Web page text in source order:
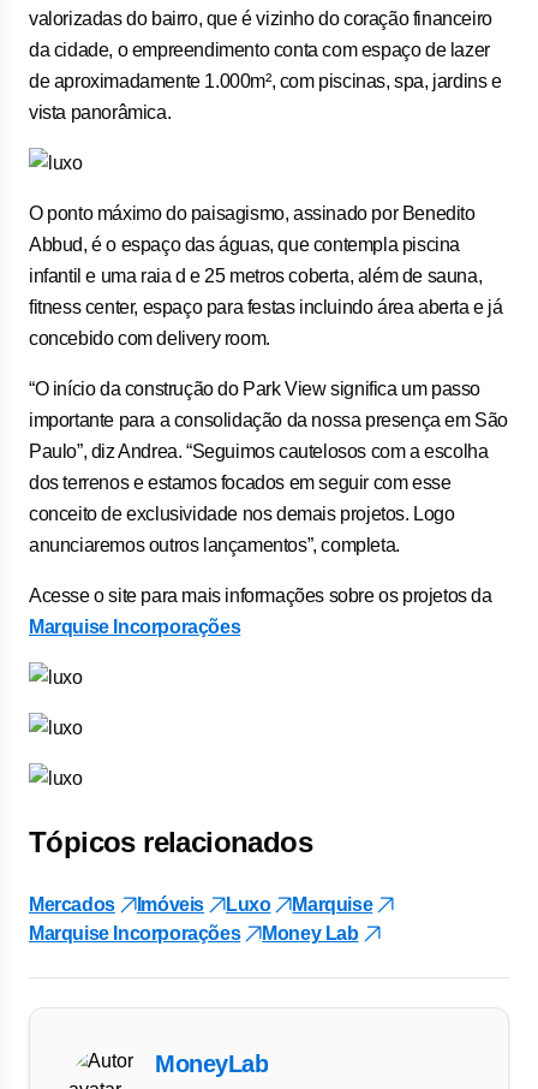
valorizadas do bairro, que é vizinho do coração financeiro
da cidade, o empreendimento conta com espaço de lazer
de aproximadamente 1.000m², com piscinas, spa, jardins e
vista panorâmica.
O ponto máximo do paisagismo, assinado por Benedito
Abbud, é o espaço das águas, que contempla piscina
infantil e uma raia d e 25 metros coberta, além de sauna,
fitness center, espaço para festas incluindo área aberta e já
concebido com delivery room.
“O início da construção do Park View significa um passo
importante para a consolidação da nossa presença em São
Paulo”, diz Andrea. “Seguimos cautelosos com a escolha
dos terrenos e estamos focados em seguir com esse
conceito de exclusividade nos demais projetos. Logo
anunciaremos outros lançamentos”, completa.
Acesse o site para mais informações sobre os projetos da
Marquise Incorporações
Tópicos relacionados
Mercados Imóveis Luxo
Marquise
Marquise Incorporações
Money Lab
MoneyLab